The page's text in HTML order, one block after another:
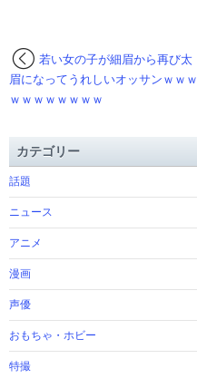
若い女の子が細眉から再び太
眉になってうれしいオッサンｗｗｗ
ｗｗｗｗｗｗｗｗ
カテゴリー
話題
ニュース
アニメ
漫画
声優
おもちゃ・ホビー
特撮